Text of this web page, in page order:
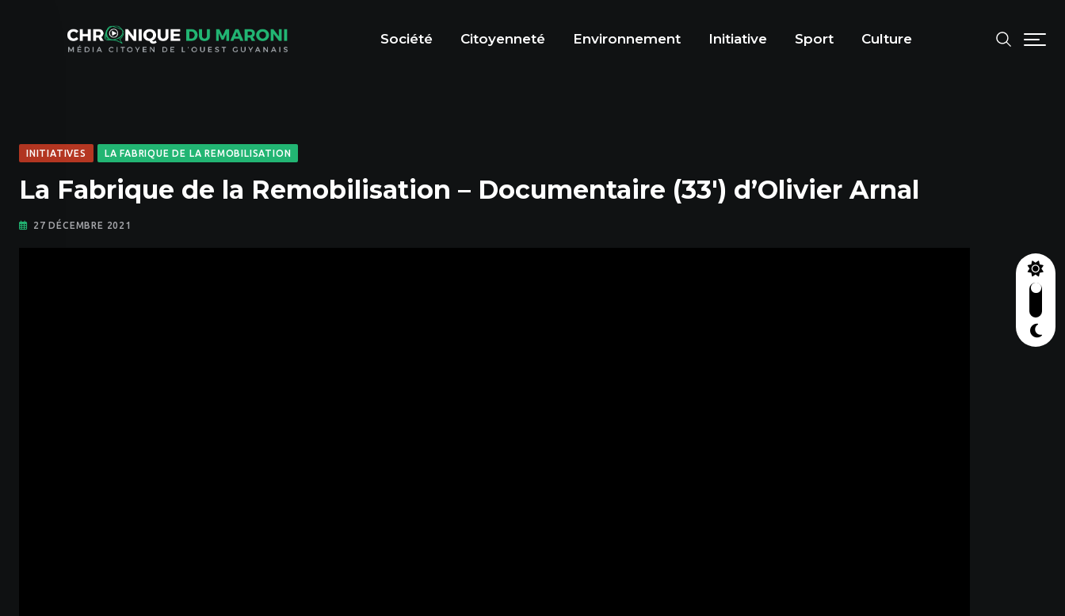
Société Citoyenneté Environnement Initiative Sport Culture
INITIATIVES LA FABRIQUE DE LA REMOBILISATION
La Fabrique de la Remobilisation – Documentaire (33′) d’Olivier Arnal
27 DÉCEMBRE 2021